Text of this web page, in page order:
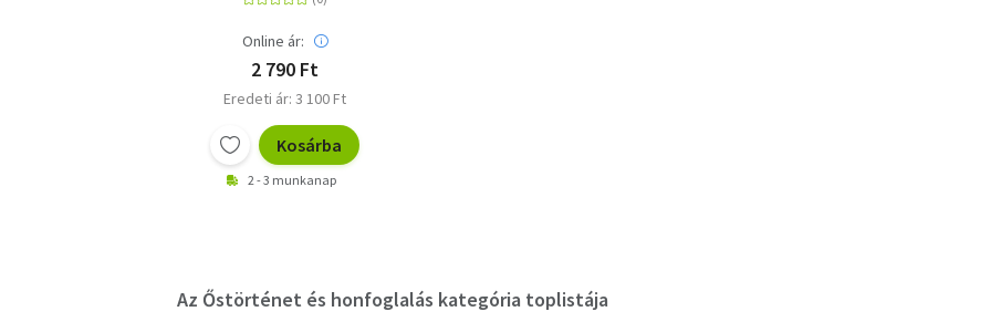
Online ár:
2 790 Ft
Eredeti ár: 3 100 Ft
Kosárba
2 - 3 munkanap
Az Őstörténet és honfoglalás kategória toplistája